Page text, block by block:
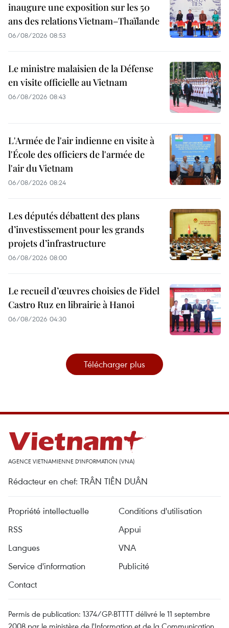
inaugure une exposition sur les 50
ans des relations Vietnam–Thaïlande
06/08/2026 08:53
Le ministre malaisien de la Défense
en visite officielle au Vietnam
06/08/2026 08:43
L'Armée de l'air indienne en visite à
l'École des officiers de l'armée de
l'air du Vietnam
06/08/2026 08:24
Les députés débattent des plans
d’investissement pour les grands
projets d’infrastructure
06/08/2026 08:00
Le recueil d’œuvres choisies de Fidel
Castro Ruz en librairie à Hanoi
06/08/2026 04:30
Télécharger plus
AGENCE VIETNAMIENNE D'INFORMATION (VNA)
Rédacteur en chef: TRÂN TIÊN DUÂN
Propriété intellectuelle
Conditions d'utilisation
RSS
Appui
Langues
VNA
Service d'information
Publicité
Contact
Permis de publication: 1374/GP-BTTTT délivré le 11 septembre
2008 par le ministère de l'Information et de la Communication.